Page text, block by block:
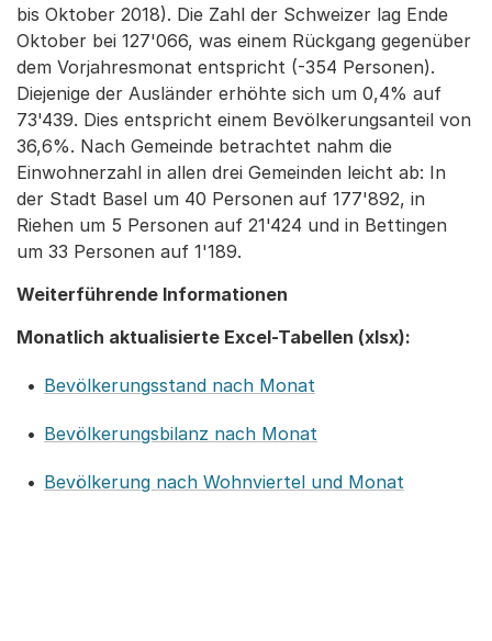
bis Oktober 2018). Die Zahl der Schweizer lag Ende
Oktober bei 127'066, was einem Rückgang gegenüber
dem Vorjahresmonat entspricht (-354 Personen).
Diejenige der Ausländer erhöhte sich um 0,4% auf
73'439. Dies entspricht einem Bevölkerungsanteil von
36,6%. Nach Gemeinde betrachtet nahm die
Einwohnerzahl in allen drei Gemeinden leicht ab: In
der Stadt Basel um 40 Personen auf 177'892, in
Riehen um 5 Personen auf 21'424 und in Bettingen
um 33 Personen auf 1'189.
Weiterführende Informationen
Monatlich aktualisierte Excel-Tabellen (xlsx):
Bevölkerungsstand nach Monat
Bevölkerungsbilanz nach Monat
Bevölkerung nach Wohnviertel und Monat